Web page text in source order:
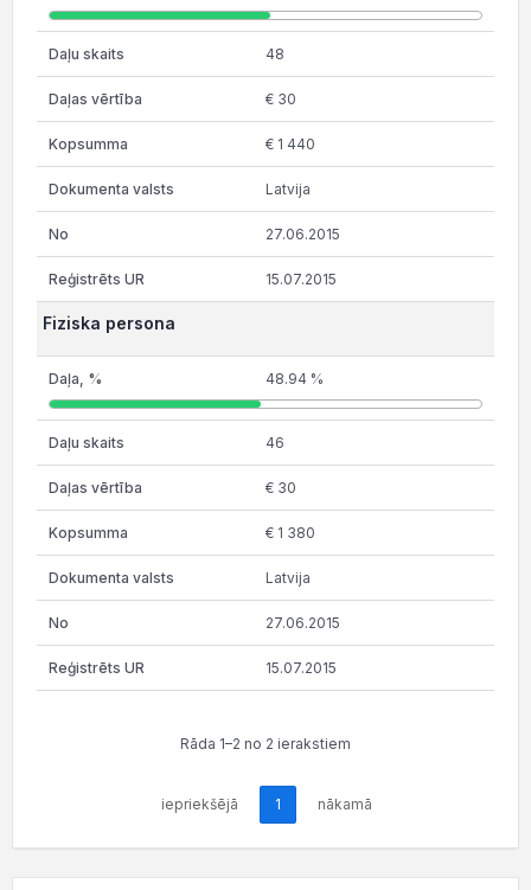
48
€ 30
€ 1 440
Latvija
27.06.2015
15.07.2015
Fiziska persona
48.94 %
46
€ 30
€ 1 380
Latvija
27.06.2015
15.07.2015
Rāda 1–2 no 2 ierakstiem
iepriekšējā 1 nākamā